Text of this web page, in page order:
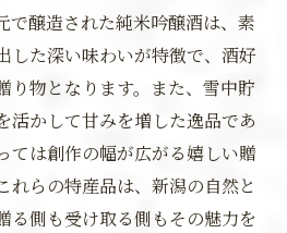
で醸造された純米吟醸酒は、素
した深い味わいが特徴で、酒好
り物となります。また、雪中貯
活かして甘みを増した逸品であ
ては創作の幅が広がる嬉しい贈
れらの特産品は、新潟の自然と
る側も受け取る側もその魅力を